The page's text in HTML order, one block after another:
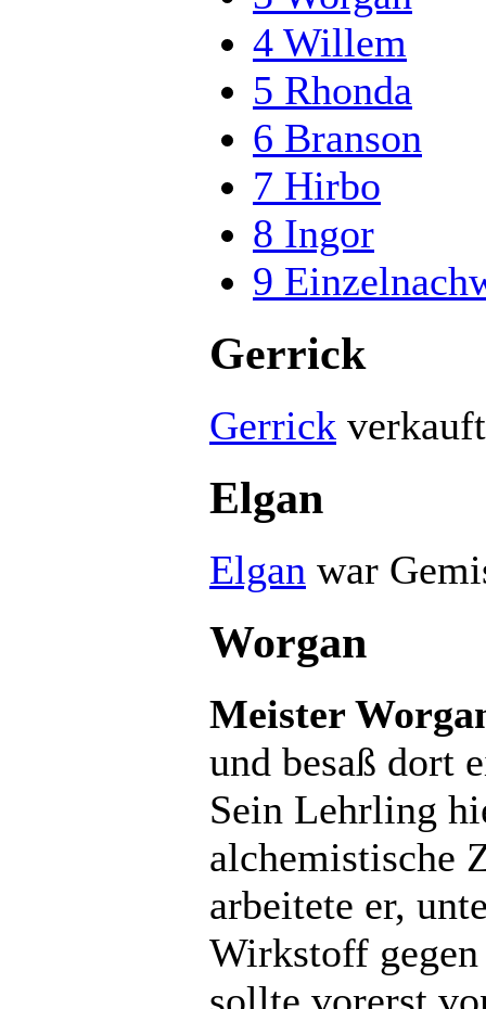
4 Willem
5 Rhonda
6 Branson
7 Hirbo
8 Ingor
9
Gerrick
Gerrick
Elgan
Elgan war
Worgan
Meister
und besaß dort
Sein Lehrling
alchemistische
arbeitete er,
Wirkstoff